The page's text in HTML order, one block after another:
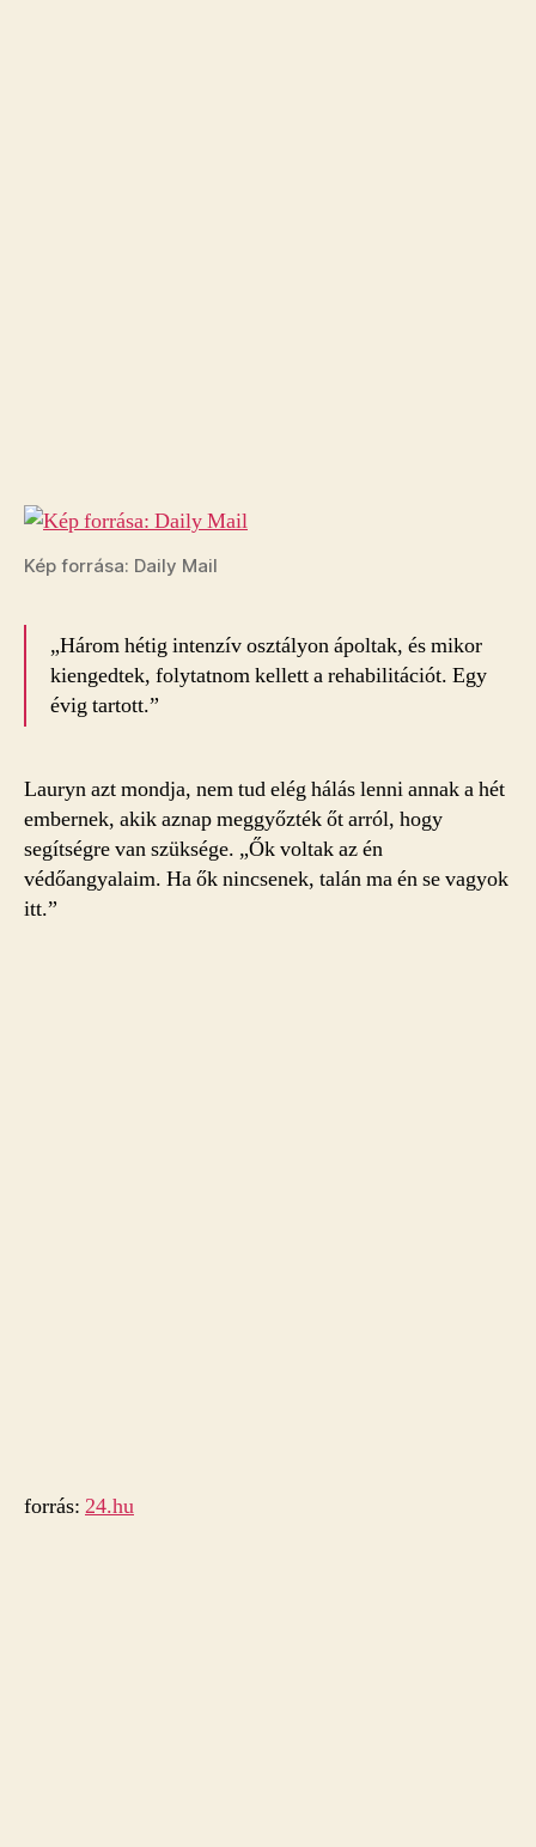
Kép forrása: Daily Mail
„Három hétig intenzív osztályon ápoltak, és mikor
kiengedtek, folytatnom kellett a rehabilitációt. Egy
évig tartott.”
Lauryn azt mondja, nem tud elég hálás lenni annak a hét
embernek, akik aznap meggyőzték őt arról, hogy
segítségre van szüksége. „Ők voltak az én
védőangyalaim. Ha ők nincsenek, talán ma én se vagyok
itt.”
forrás: 24.hu